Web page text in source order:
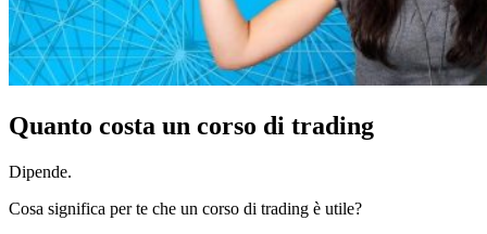
Quanto costa un corso di trading
Dipende.
Cosa significa per te che un corso di trading è utile?